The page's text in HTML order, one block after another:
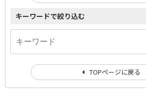
キーワードで絞り込む
TOPページに戻る